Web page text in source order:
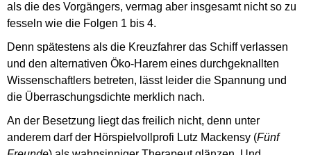
als die des Vorgängers, vermag aber insgesamt nicht so zu
fesseln wie die Folgen 1 bis 4.
Denn spätestens als die Kreuzfahrer das Schiff verlassen
und den alternativen Öko-Harem eines durchgeknallten
Wissenschaftlers betreten, lässt leider die Spannung und
die Überraschungsdichte merklich nach.
An der Besetzung liegt das freilich nicht, denn unter
anderem darf der Hörspielvollprofi Lutz Mackensy (Fünf